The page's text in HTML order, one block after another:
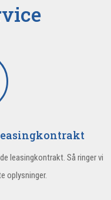
leasingkontrakt. Så ringer vi
oplysninger.